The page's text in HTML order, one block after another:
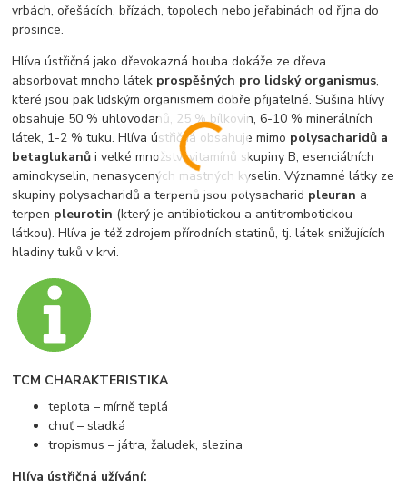
vrbách, ořešácích, břízách, topolech nebo jeřabinách od října do
prosince.
Hlíva ústřičná jako dřevokazná houba dokáže ze dřeva
absorbovat mnoho látek prospěšných pro lidský organismus,
které jsou pak lidským organismem dobře přijatelné. Sušina hlívy
obsahuje 50 % uhlovodanů, 25 % bílkovin, 6-10 % minerálních
látek, 1-2 % tuku. Hlíva ústřičná obsahuje mimo polysacharidů a
betaglukanů i velké množství vitamínů skupiny B, esenciálních
aminokyselin, nenasycených mastných kyselin. Významné látky ze
skupiny polysacharidů a terpenů jsou polysacharid pleuran a
terpen pleurotin (který je antibiotickou a antitrombotickou
látkou). Hlíva je též zdrojem přírodních statinů, tj. látek snižujících
hladiny tuků v krvi.
TCM CHARAKTERISTIKA
teplota – mírně teplá
chuť – sladká
tropismus – játra, žaludek, slezina
Hlíva ústřičná užívání: